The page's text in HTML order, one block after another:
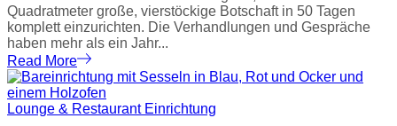
Quadratmeter große, vierstöckige Botschaft in 50 Tagen
komplett einzurichten. Die Verhandlungen und Gespräche
haben mehr als ein Jahr...
Read More
Lounge & Restaurant Einrichtung